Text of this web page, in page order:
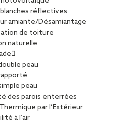
réflectives
amiante/Désamiantage
de toiture
naturelle
peau
peau
des parois enterrées
par l’Extérieur
à l’air